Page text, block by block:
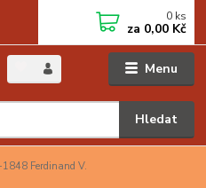
Menu
Hledat
0 ks
za 0,00 Kč
Ferdinand V.